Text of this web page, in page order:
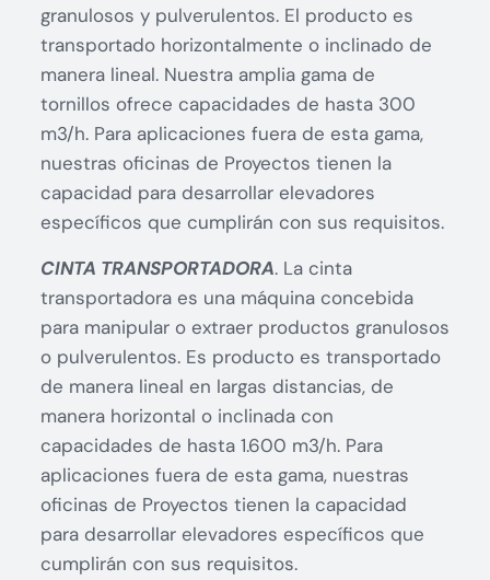
granulosos y pulverulentos. El producto es
transportado horizontalmente o inclinado de
manera lineal. Nuestra amplia gama de
tornillos ofrece capacidades de hasta 300
m3/h. Para aplicaciones fuera de esta gama,
nuestras oficinas de Proyectos tienen la
capacidad para desarrollar elevadores
específicos que cumplirán con sus requisitos.
CINTA TRANSPORTADORA. La cinta
transportadora es una máquina concebida
para manipular o extraer productos granulosos
o pulverulentos. Es producto es transportado
de manera lineal en largas distancias, de
manera horizontal o inclinada con
capacidades de hasta 1.600 m3/h. Para
aplicaciones fuera de esta gama, nuestras
oficinas de Proyectos tienen la capacidad
para desarrollar elevadores específicos que
cumplirán con sus requisitos.